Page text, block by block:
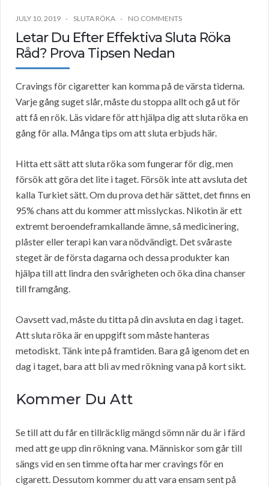
JULY 10, 2019 SLUTA RÖKA NO COMMENTS
Letar Du Efter Effektiva Sluta Röka
Råd? Prova Tipsen Nedan
Cravings för cigaretter kan komma på de värsta tiderna.
Varje gång suget slår, måste du stoppa allt och gå ut för
att få en rök. Läs vidare för att hjälpa dig att sluta röka en
gång för alla. Många tips om att sluta erbjuds här.
Hitta ett sätt att sluta röka som fungerar för dig, men
försök att göra det lite i taget. Försök inte att avsluta det
kalla Turkiet sätt. Om du prova det här sättet, det finns en
95% chans att du kommer att misslyckas. Nikotin är ett
extremt beroendeframkallande ämne, så medicinering,
plåster eller terapi kan vara nödvändigt. Det svåraste
steget är de första dagarna och dessa produkter kan
hjälpa till att lindra den svårigheten och öka dina chanser
till framgång.
Oavsett vad, måste du titta på din avsluta en dag i taget.
Att sluta röka är en uppgift som måste hanteras
metodiskt. Tänk inte på framtiden. Bara gå igenom det en
dag i taget, bara att bli av med rökning vana på kort sikt.
Kommer Du Att
Se till att du får en tillräcklig mängd sömn när du är i färd
med att ge upp din rökning vana. Människor som går till
sängs vid en sen timme ofta har mer cravings för en
cigarett. Dessutom kommer du att vara ensam sent på